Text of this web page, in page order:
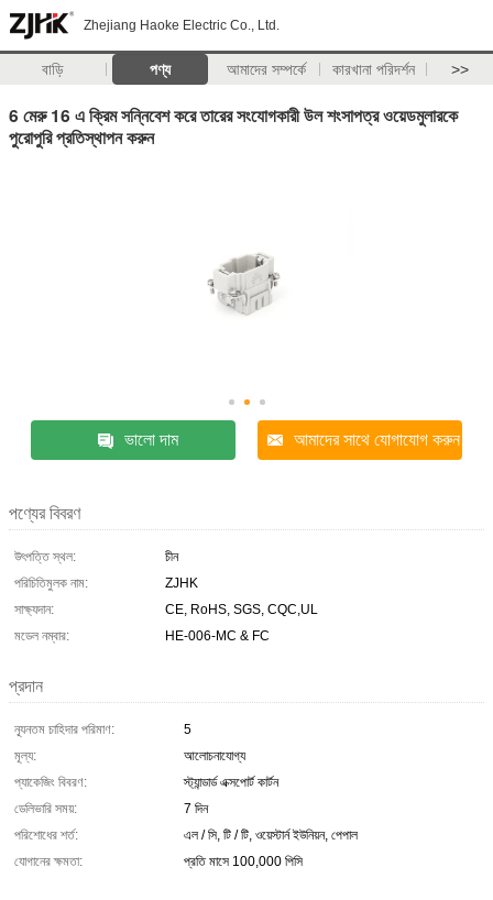
Zhejiang Haoke Electric Co., Ltd.
বাড়ি পণ্য আমাদের সম্পর্কে কারখানা পরিদর্শন >>
6 মেরু 16 এ ক্রিম সন্নিবেশ করে তারের সংযোগকারী উল শংসাপত্র ওয়েডমুলারকে
পুরোপুরি প্রতিস্থাপন করুন
ভালো দাম আমাদের সাথে যোগাযোগ করুন
পণ্যের বিবরণ
উৎপত্তি স্থল:
চীন
পরিচিতিমুলক নাম:
ZJHK
সাক্ষ্যদান:
CE, RoHS, SGS, CQC,UL
মডেল নম্বার:
HE-006-MC & FC
প্রদান
ন্যূনতম চাহিদার পরিমাণ:
5
মূল্য:
আলোচনাযোগ্য
প্যাকেজিং বিবরণ:
স্ট্যান্ডার্ড এক্সপোর্ট কার্টন
ডেলিভারি সময়:
7 দিন
পরিশোধের শর্ত:
এল / সি, টি / টি, ওয়েস্টার্ন ইউনিয়ন, পেপাল
যোগানের ক্ষমতা:
প্রতি মাসে 100,000 পিসি